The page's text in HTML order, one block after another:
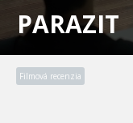
PARAZIT
Filmová recenzia